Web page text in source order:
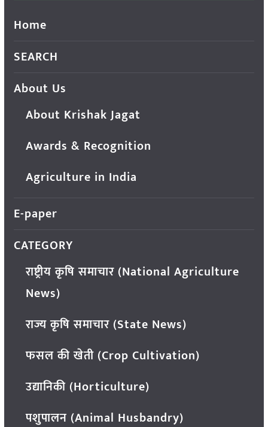
Home
SEARCH
About Us
About Krishak Jagat
Awards & Recognition
Agriculture in India
E-paper
CATEGORY
राष्ट्रीय कृषि समाचार (National Agriculture
News)
राज्य कृषि समाचार (State News)
फसल की खेती (Crop Cultivation)
उद्यानिकी (Horticulture)
पशुपालन (Animal Husbandry)